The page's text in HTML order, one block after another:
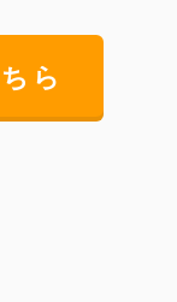
ら